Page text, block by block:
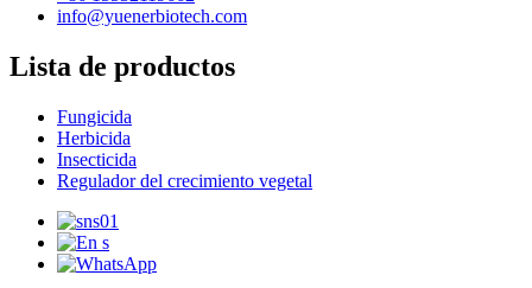
info@yuenerbiotech.com
Lista de productos
Fungicida
Herbicida
Insecticida
Regulador del crecimiento vegetal